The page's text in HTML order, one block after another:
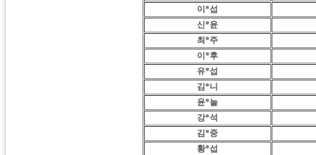
이*섭
신*윤
최*주
이*후
유*섭
김*니
윤*늘
강*석
김*중
황*섭